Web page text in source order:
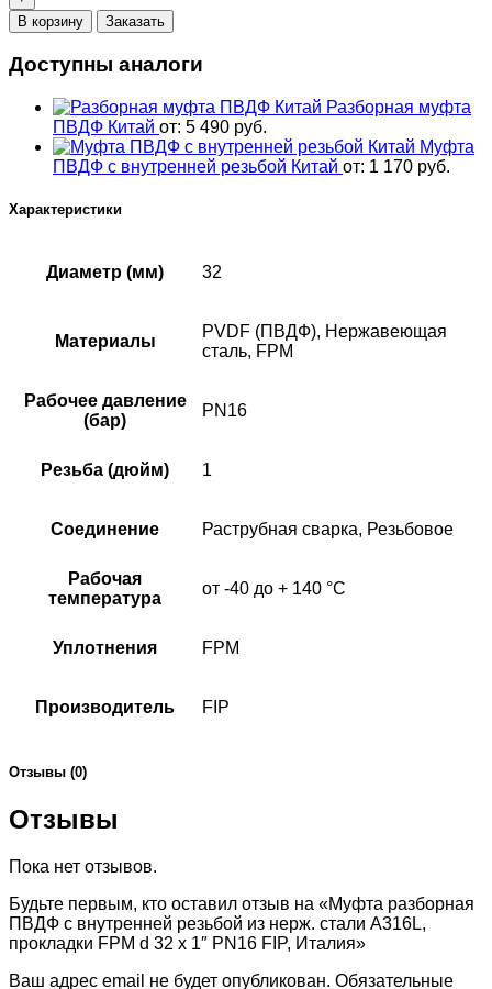
В корзину Заказать
Доступны аналоги
Разборная муфта
ПВДФ Китай от: 5 490 руб.
Муфта
ПВДФ с внутренней резьбой Китай от: 1 170 руб.
Характеристики
Диаметр (мм) 32
Материалы
PVDF (ПВДФ), Нержавеющая
сталь, FPM
Рабочее давление
(бар)
PN16
Резьба (дюйм) 1
Соединение Раструбная сварка, Резьбовое
Рабочая
температура
от -40 до + 140 °C
Уплотнения FPM
Производитель FIP
Отзывы (0)
Отзывы
Пока нет отзывов.
Будьте первым, кто оставил отзыв на «Муфта разборная
ПВДФ с внутренней резьбой из нерж. стали A316L,
прокладки FPM d 32 x 1″ PN16 FIP, Италия»
Ваш адрес email не будет опубликован. Обязательные